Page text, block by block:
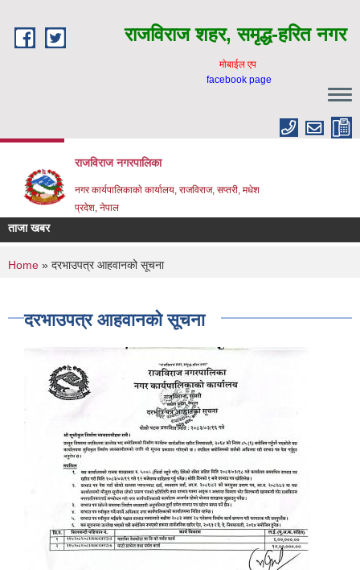
राजविराज शहर, समृद्ध-हरित नगर
माेबाईल एप
facebook page
राजविराज नगरपालिका
नगर कार्यपालिकाकाे कार्यालय, राजविराज, सप्तरी, मधेश
प्रदेश, नेपाल
ताजा खबर
You are here
Home » दरभाउपत्र आहवानको सूचना
दरभाउपत्र आहवानको सूचना